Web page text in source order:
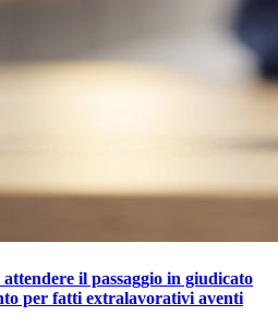
il passaggio in giudicato
per fatti extralavorativi aventi